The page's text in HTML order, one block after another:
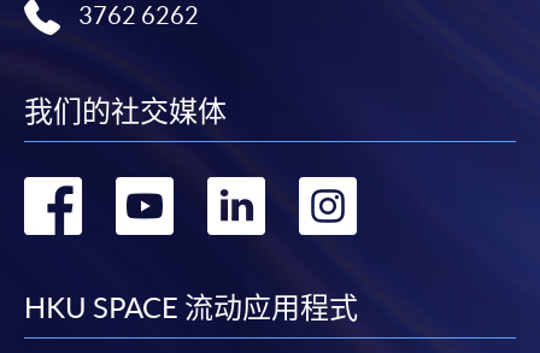
3762 6262
我们的社交媒体
转
facebook
转
youtube
转
linkedin
转
HKU SPACE 流动应用程式